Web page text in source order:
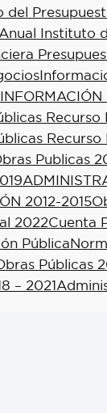
Instituto
Recurso
Recurso
Publicas
2012-2015
2022Cuenta
Pública
Públicas
– 2021